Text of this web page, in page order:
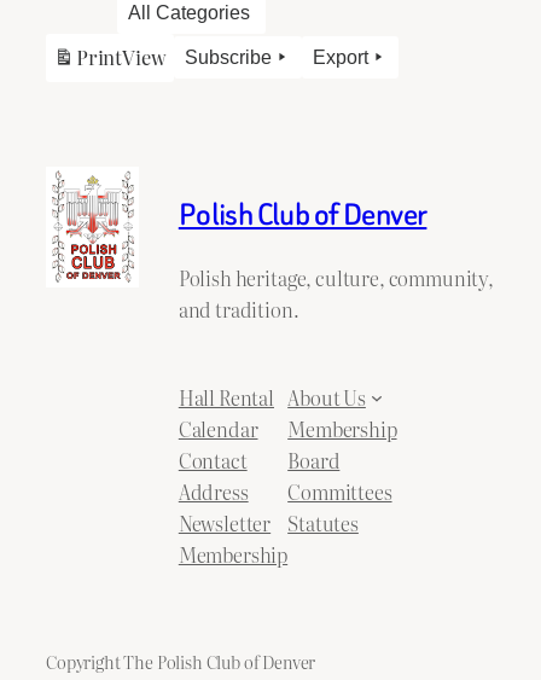
All Categories
PrintView Subscribe Export
Polish Club of Denver
Polish heritage, culture, community,
and tradition.
Hall Rental
Calendar
Contact
Address
Newsletter
Membership
About Us
Membership
Board
Committees
Statutes
Copyright The Polish Club of Denver